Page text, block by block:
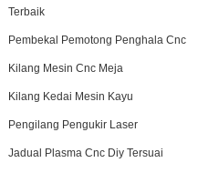
Terbaik
Pembekal Pemotong Penghala Cnc
Kilang Mesin Cnc Meja
Kilang Kedai Mesin Kayu
Pengilang Pengukir Laser
Jadual Plasma Cnc Diy Tersuai